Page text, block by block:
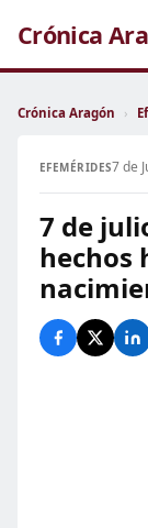
Crónica
Crónica Aragón ›
EFEMÉRIDES7 de
7 de
hechos